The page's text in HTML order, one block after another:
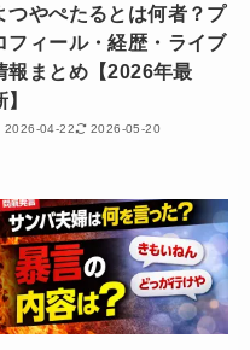
つやぺたるとは何者？プ
フィール・経歴・ライブ
報まとめ【2026年最
】
2026-04-22 2026-05-20